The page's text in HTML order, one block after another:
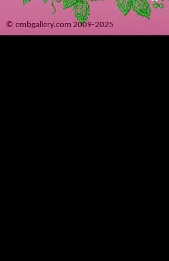
© embgallery.com 2009-2025